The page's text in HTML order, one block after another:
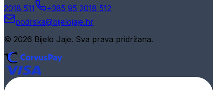
2018 511
+385 95 2018 512
podrska@bijelojaje.hr
© 2026 Bijelo Jaje. Sva prava pridržana.